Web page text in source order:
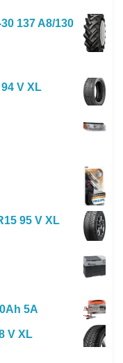
137 A8/130
V XL
95 V XL
5A
V XL